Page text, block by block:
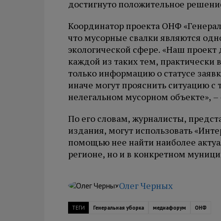
достигнуто положительное
Координатор проекта ОНФ
что мусорные свалки являются
экологической сфере. «Наш проект
каждой из таких тем,
только информацию о статусе
иначе могут прояснить ситуацию
нелегальном мусорном объекте»,
По его словам, журналисты,
издания, могут использовать
помощью нее найти наиболее
регионе, но и в конкретном
Олег Черных
ТЕГИ Генеральная уборка медиафорум ОНФ